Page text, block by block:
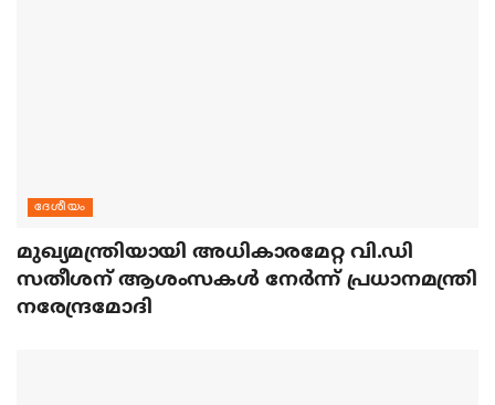
ദേശീയം
മുഖ്യമന്ത്രിയായി അധികാരമേറ്റ വി.ഡി
സതീശന് ആശംസകള്‍ നേര്‍ന്ന് പ്രധാനമന്ത്രി
നരേന്ദ്രമോദി